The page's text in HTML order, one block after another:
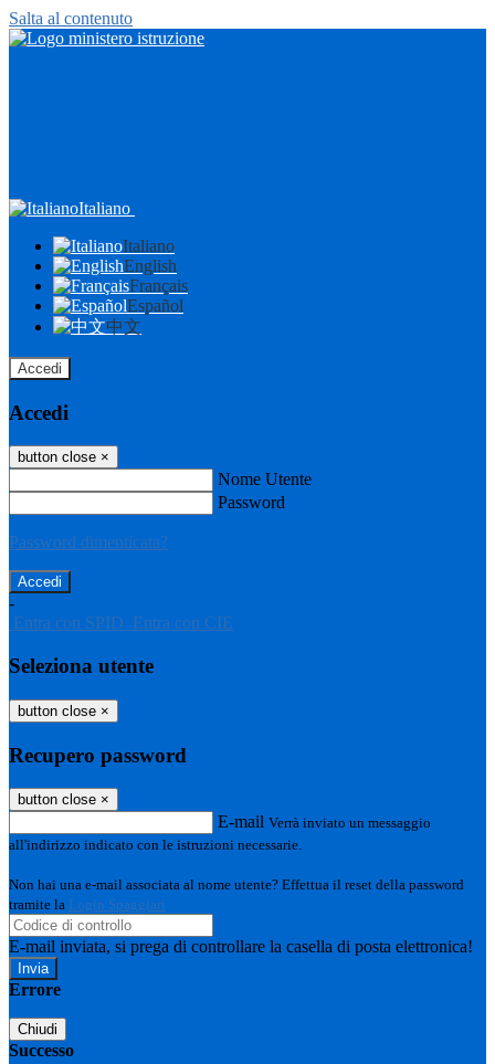
Salta al contenuto
Italiano
Italiano
English
Français
Español
中文
Accedi
Accedi
button close ×
Nome Utente
Password
Password dimenticata?
-
Entra con SPID Entra con CIE
Seleziona utente
button close ×
Recupero password
button close ×
E-mail Verrà inviato un messaggio
all'indirizzo indicato con le istruzioni necessarie.
Non hai una e-mail associata al nome utente? Effettua il reset della password
tramite la Login Spaggiari
E-mail inviata, si prega di controllare la casella di posta elettronica!
Errore
Chiudi
Successo